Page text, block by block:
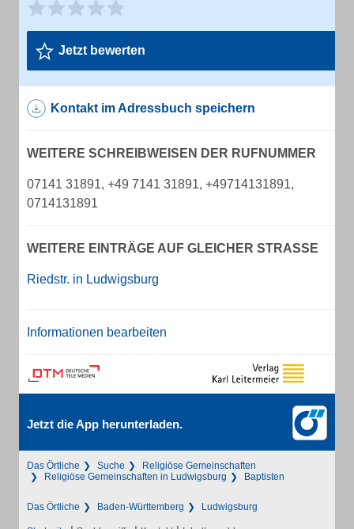
Jetzt bewerten
Kontakt im Adressbuch speichern
WEITERE SCHREIBWEISEN DER RUFNUMMER
07141 31891, +49 7141 31891, +49714131891,
0714131891
WEITERE EINTRÄGE AUF GLEICHER STRASSE
Riedstr. in Ludwigsburg
Informationen bearbeiten
Jetzt die App herunterladen.
Das Örtliche Suche
Religiöse Gemeinschaften
Religiöse Gemeinschaften in Ludwigsburg
Baptisten
Das Örtliche Baden-Württemberg Ludwigsburg